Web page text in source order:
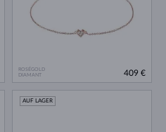
ROSÉGOLD
DIAMANT
409 €
AUF LAGER